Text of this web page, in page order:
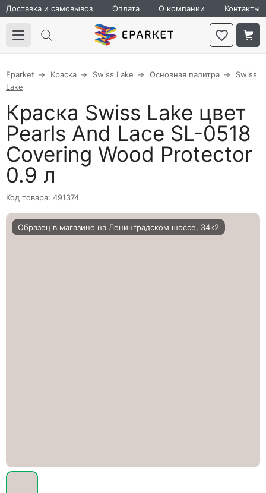
Доставка и самовывоз Оплата О компании Контакты
Eparket Краска Swiss Lake Основная палитра
Swiss
Lake
Краска Swiss Lake цвет
Pearls And Lace SL-0518
Covering Wood Protector
0.9 л
Код товара: 491374
Образец в магазине на Ленинградском шоссе, 34к2